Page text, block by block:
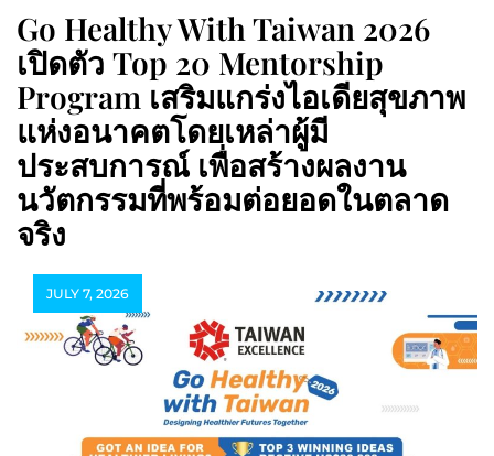
Go Healthy With Taiwan 2026
เปิดตัว Top 20 Mentorship
Program เสริมแกร่งไอเดียสุขภาพ
แห่งอนาคตโดยเหล่าผู้มี
ประสบการณ์ เพื่อสร้างผลงาน
นวัตกรรมที่พร้อมต่อยอดในตลาด
จริง
JULY 7, 2026